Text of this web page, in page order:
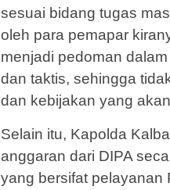
sesuai bidang tugas
oleh para pemapar
menjadi pedoman
dan taktis, sehingga
dan kebijakan yang
Selain itu, Kapolda
anggaran dari DIPA
yang bersifat pelayanan